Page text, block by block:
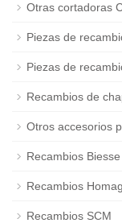
Otras cortadoras
Piezas de
Piezas de
Recambios de
Otros accesorios
Recambios Biesse
Recambios Homag
Recambios SCM